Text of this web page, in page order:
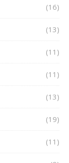
(16)
(13)
(11)
(11)
(13)
(19)
(11)